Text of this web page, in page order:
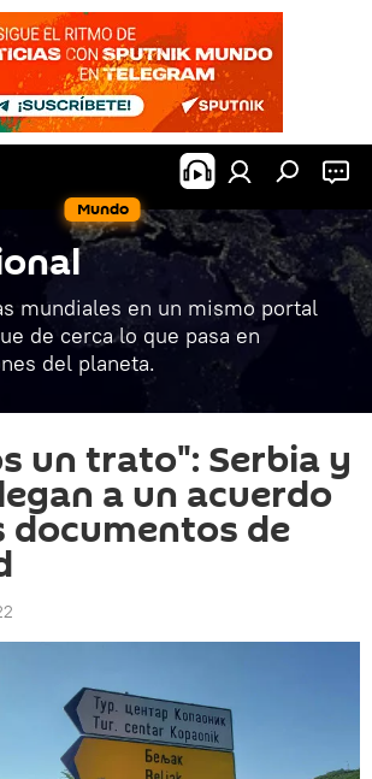
Mundo
mundiales en un mismo portal
de cerca lo que pasa en
del planeta.
un trato": Serbia y
a un acuerdo
documentos de